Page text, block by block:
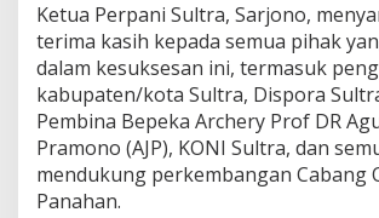
Ketua Perpani Sultra, Sarjono,
terima kasih kepada semua pihak
dalam kesuksesan ini, termasuk
kabupaten/kota Sultra, Dispora
Pembina Bepeka Archery Prof DR
Pramono (AJP), KONI Sultra, dan
mendukung perkembangan Cabang
Panahan.